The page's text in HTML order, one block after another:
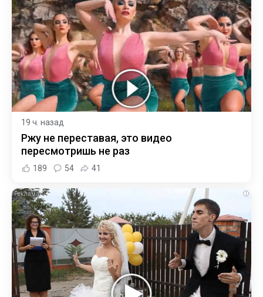
19 ч. назад
Ржу не переставая, это видео
пересмотришь не раз
189 54 41
i